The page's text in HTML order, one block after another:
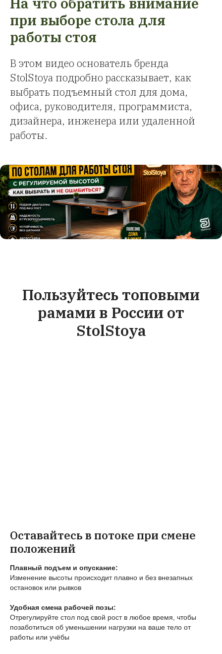
при выборе стола для
работы стоя
В этом видео основатель бренда
StolStoya подробно рассказывает, как
выбрать подъемный стол для дома,
офиса, руководителя, программиста,
дизайнера, инженера или удаленной
работы.
Пользуйтесь топовыми
рамами в России от
StolStoya
Оставайтесь в потоке при смене
положений
Плавный подъем и опускание:
Изменение высоты происходит плавно и без внезапных
остановок или рывков
Удобная смена рабочей позы:
Отрегулируйте стол под свой рост в любое время, чтобы
позаботиться об уменьшении нагрузки на ваше тело от
работы или учёбы